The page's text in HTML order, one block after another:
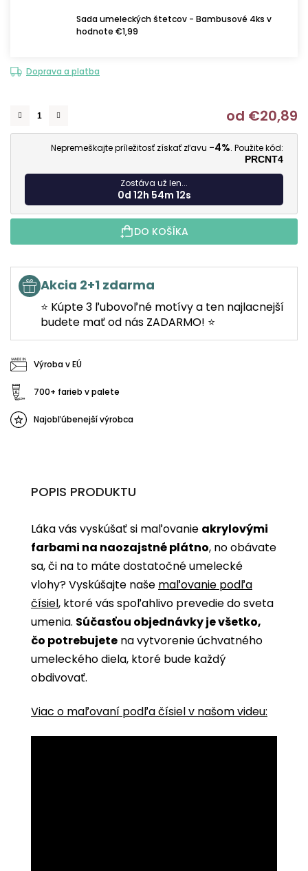
Sada umeleckých štetcov - Bambusové 4ks v
hodnote €1,99
Doprava a platba
od €20,89
Nepremeškajte príležitosť získať zľavu -4%. Použite kód:
PRCNT4
Zostáva už len...
0d 12h 54m 11s
DO KOŠÍKA
Akcia 2+1 zdarma
⭐ Kúpte 3 ľubovoľné motívy a ten najlacnejší
budete mať od nás ZADARMO! ⭐
Výroba v EÚ
700+ farieb v palete
Najobľúbenejší výrobca
POPIS PRODUKTU
Láka vás vyskúšať si maľovanie akrylovými
farbami na naozajstné plátno, no obávate
sa, či na to máte dostatočné umelecké
vlohy? Vyskúšajte naše maľovanie podľa
čísiel, ktoré vás spoľahlivo prevedie do sveta
umenia. Súčasťou objednávky je všetko,
čo potrebujete na vytvorenie úchvatného
umeleckého diela, ktoré bude každý
obdivovať.
Viac o maľovaní podľa čísiel v našom videu: